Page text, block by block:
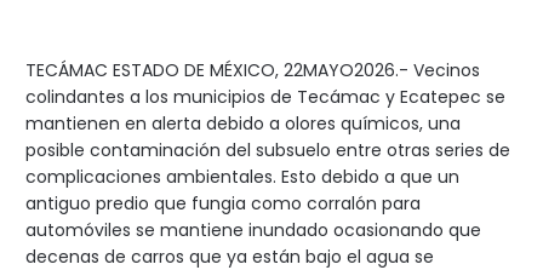
TECÁMAC ESTADO DE MÉXICO, 22MAYO2026.- Vecinos
colindantes a los municipios de Tecámac y Ecatepec se
mantienen en alerta debido a olores químicos, una
posible contaminación del subsuelo entre otras series de
complicaciones ambientales. Esto debido a que un
antiguo predio que fungia como corralón para
automóviles se mantiene inundado ocasionando que
decenas de carros que ya están bajo el agua se